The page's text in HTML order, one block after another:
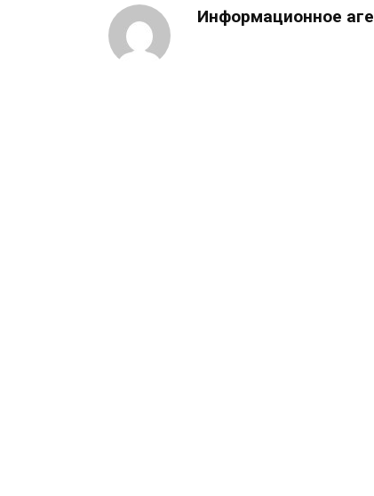
Информационное